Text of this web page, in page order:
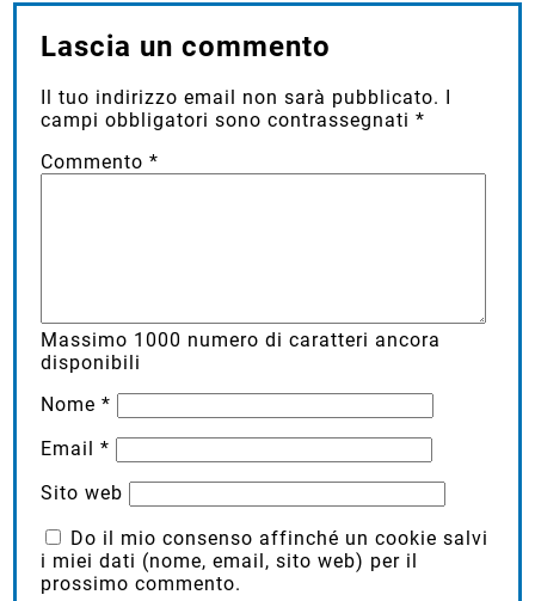
Lascia un commento
Il tuo indirizzo email non sarà pubblicato.
campi obbligatori sono contrassegnati*
Commento*
Massimo 1000 numero di caratteri ancora
disponibili
Nome*
Email*
Sito web
Do il mio consenso affinché un cookie salvi
i miei dati (nome, email, sito web) per il
prossimo commento.